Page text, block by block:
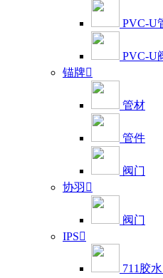
PVC-U
PVC-U
锚牌
管材
管件
阀门
协羽 
阀门
IPS
711胶